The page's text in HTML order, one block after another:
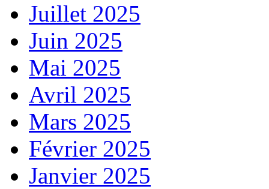
Juillet 2025
Juin 2025
Mai 2025
Avril 2025
Mars 2025
Février 2025
Janvier 2025